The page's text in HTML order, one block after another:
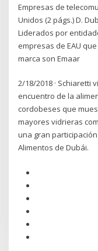
Empresas de
Unidos‎ (2 págs.) D.
Liderados por
empresas de EAU
marca son Emaar
2/18/2018 · Schiaretti
encuentro de la
cordobeses que
mayores vidrieras
una gran
Alimentos de Dubái.